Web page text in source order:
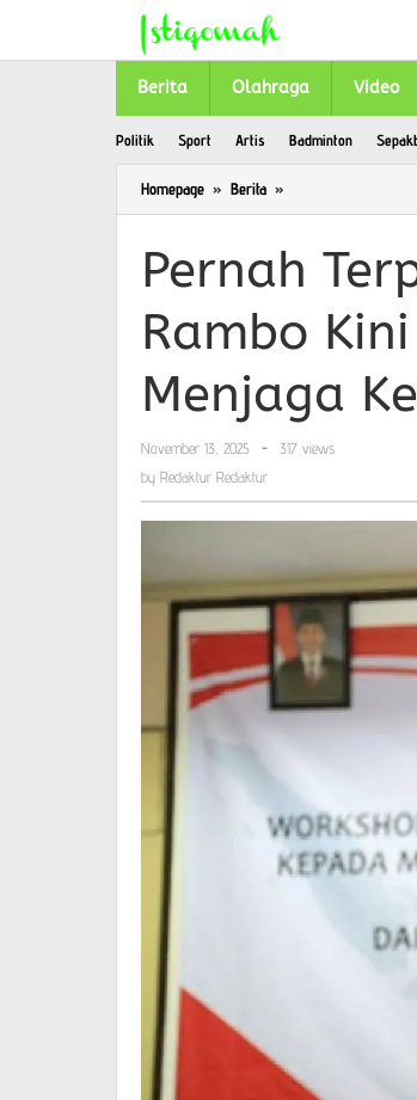
content
Berita Olahraga Video
Politik Sport Artis Badminton
Homepage » Berita »
Terpapar
Ekstrem,
Rambo
Edukasi
untuk
Tetap
Menjaga
Pernah
Rambo
Menjaga
November 13, 2025
by
Redaktur
-
317 views
by Redaktur Redaktur